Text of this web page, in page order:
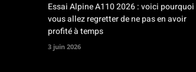
Essai Alpine A110 2026 : voici pourquoi
vous allez regretter de ne pas en avoir
profité à temps
3 juin 2026